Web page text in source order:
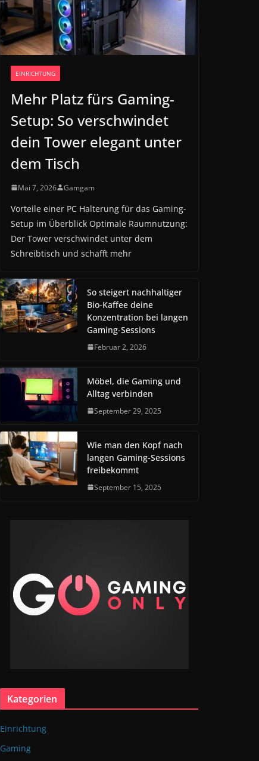
EINRICHTUNG
Mehr Platz fürs Gaming-
Setup: So verschwindet
dein Tower elegant unter
dem Tisch
Mai 7, 2026 Gamgam
Vorteile einer PC Halterung für das Gaming-
Setup im Überblick Optimale Raumnutzung:
Der Tower verschwindet unter dem
Schreibtisch und schafft mehr
So steigert nachhaltiger
Bio-Kaffee deine
Konzentration bei langen
Gaming-Sessions
Februar 2, 2026
Möbel, die Gaming und
Alltag verbinden
September 29, 2025
Wie man den Kopf nach
langen Gaming-Sessions
freibekommt
September 15, 2025
Kategorien
Einrichtung
Gaming